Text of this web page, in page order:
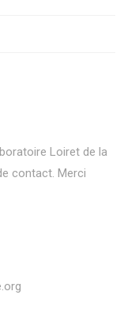
Loiret de la
contact. Merci